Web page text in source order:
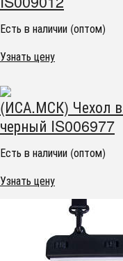
Есть в наличии (оптом)
Узнать цену
(ИСА.МСК) Чехол
черный IS006977
Есть в наличии (оптом)
Узнать цену